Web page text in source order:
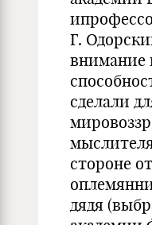
Г.
внимание
сделали
стороне
дядя